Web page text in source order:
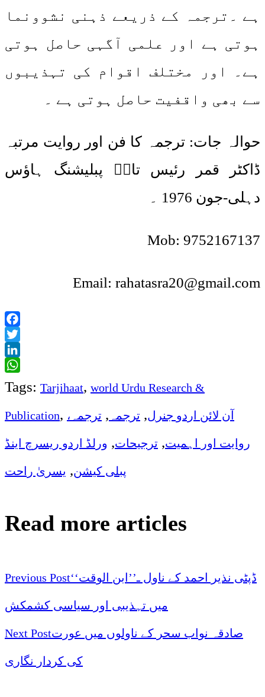
ہے ۔ترجمہ کے ذریعے ذہنی نشوونما
ہوتی ہے اور علمی آگہی حاصل ہوتی
ہے۔ اور مختلف اقوام کی تہذیبوں
سے بھی واقفیت حاصل ہوتی ہے ۔
حوالہ جات: ترجمہ کا فن اور روایت مرتبہ
ڈاکٹر قمر رئیس تاجؔ پبلیشنگ ہاؤس
دہلی-جون 1976 ۔
Mob: 9752167137
Email: rahatasra20@gmail.com
Facebook
Twitter
LinkedIn
WhatsApp
Tags: Tarjihaat, world Urdu Research &
Publication, آن لائن اردو جنرل, ترجمہ , ترجمہ،
روایت اور اہمیت, ترجیحات, ورلڈ اردو ریسرچ اینڈ
پبلی کیشن, یسریٰ راحت
Read more articles
Previous Postڈپٹی نذیر احمد کے ناول ـ’’ابن الوقت‘‘
میں تہذیبی اور سیاسی کشمکش
Next Postصادقہ نواب سحر کے ناولوں میں عورت
کی کردار نگاری